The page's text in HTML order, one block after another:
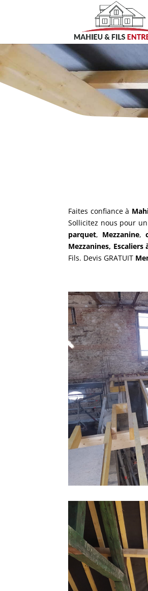
Menuiserie Saint-
fenêtre Saint-valéry-
Faites confiance à
Sollicitez nous pour
parquet, Mezzanine,
Mezzanines, Escaliers
Fils. Devis GRATUIT